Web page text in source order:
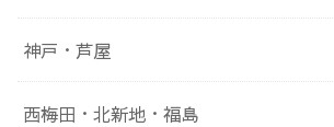
神戸・芦屋
西梅田・北新地・福島